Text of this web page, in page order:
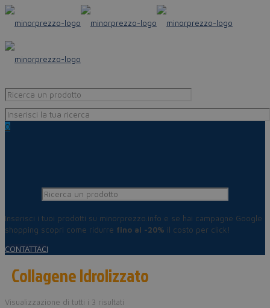
0
Inserisci i tuoi prodotti su minorprezzo.info e se hai campagne Google
shopping scopri come ridurre fino al -20% il costo per click!
CONTATTACI
Collagene Idrolizzato
Visualizzazione di tutti i 3 risultati